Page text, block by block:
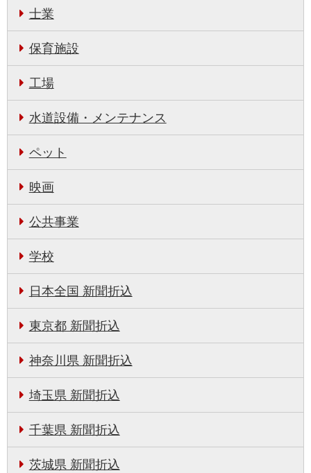
士業
保育施設
工場
水道設備・メンテナンス
ペット
映画
公共事業
学校
日本全国 新聞折込
東京都 新聞折込
神奈川県 新聞折込
埼玉県 新聞折込
千葉県 新聞折込
茨城県 新聞折込